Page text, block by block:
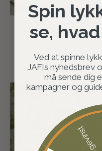
JAFI er
Spin
se,
Ved at spinne
JAFIs nyhedsbrev
må sende dig
kampagner og